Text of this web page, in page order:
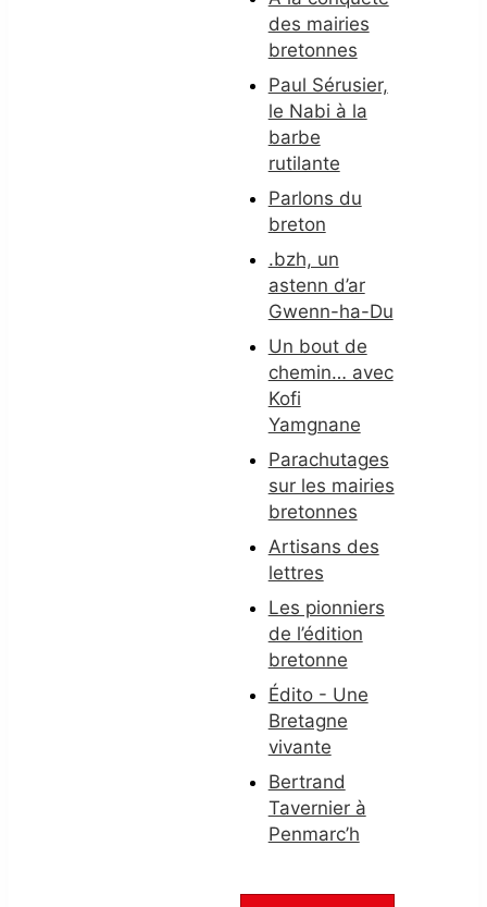
des mairies
bretonnes
Paul Sérusier,
le Nabi à la
barbe
rutilante
Parlons du
breton
.bzh, un
astenn d’ar
Gwenn-ha-Du
Un bout de
chemin… avec
Kofi
Yamgnane
Parachutages
sur les mairies
bretonnes
Artisans des
lettres
Les pionniers
de l’édition
bretonne
Édito - Une
Bretagne
vivante
Bertrand
Tavernier à
Penmarc’h